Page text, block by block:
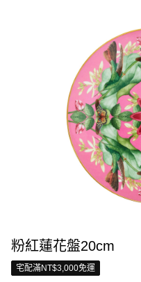
粉紅蓮花盤20cm
宅配滿NT$3,000免運